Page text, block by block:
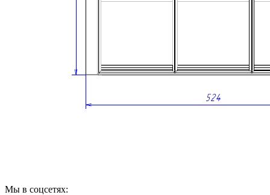
Гарантия: 2 года
Мы в соцсетях: